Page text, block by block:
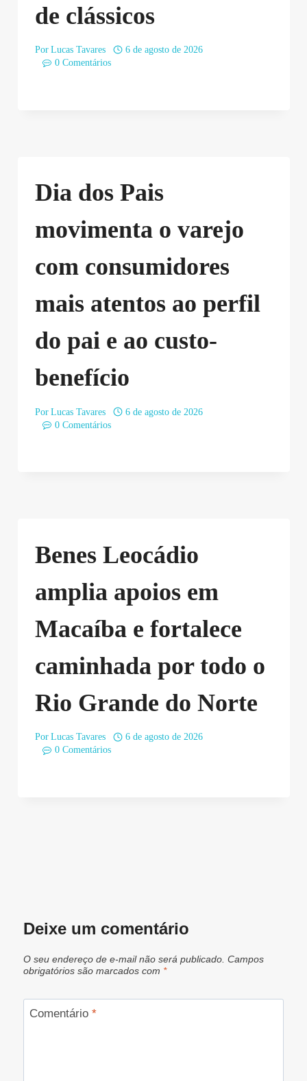
de clássicos
Por Lucas Tavares
6 de agosto de 2026
0 Comentários
Dia dos Pais
movimenta o varejo
com consumidores
mais atentos ao perfil
do pai e ao custo-
benefício
Por Lucas Tavares
6 de agosto de 2026
0 Comentários
Benes Leocádio
amplia apoios em
Macaíba e fortalece
caminhada por todo o
Rio Grande do Norte
Por Lucas Tavares
6 de agosto de 2026
0 Comentários
Deixe um comentário
O seu endereço de e-mail não será publicado. Campos
obrigatórios são marcados com *
Comentário *